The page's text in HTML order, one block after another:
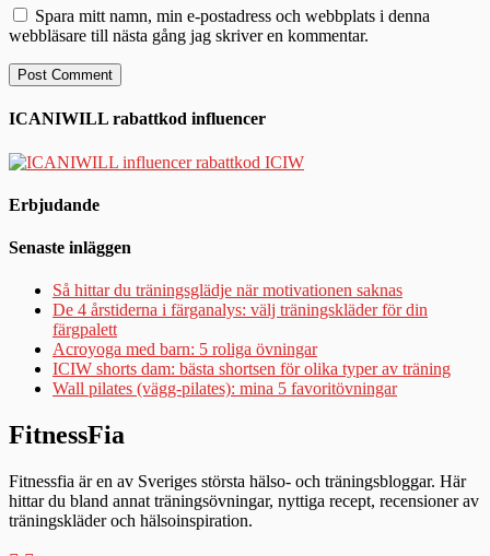
Spara mitt namn, min e-postadress och webbplats i denna
webbläsare till nästa gång jag skriver en kommentar.
ICANIWILL rabattkod influencer
Erbjudande
Senaste inläggen
Så hittar du träningsglädje när motivationen saknas
De 4 årstiderna i färganalys: välj träningskläder för din
färgpalett
Acroyoga med barn: 5 roliga övningar
ICIW shorts dam: bästa shortsen för olika typer av träning
Wall pilates (vägg-pilates): mina 5 favoritövningar
FitnessFia
Fitnessfia är en av Sveriges största hälso- och träningsbloggar. Här
hittar du bland annat träningsövningar, nyttiga recept, recensioner av
träningskläder och hälsoinspiration.